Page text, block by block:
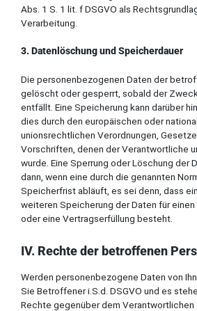
Abs. 1 S. 1 lit. f DSGVO als
Verarbeitung.
3. Datenlöschung und Speicherdauer
Die personenbezogenen Daten der
gelöscht oder gesperrt, sobald der
entfällt. Eine Speicherung kann darüber
dies durch den europäischen oder
unionsrechtlichen Verordnungen,
Vorschriften, denen der Verantwortliche
wurde. Eine Sperrung oder Löschung der
dann, wenn eine durch die genannten
Speicherfrist abläuft, es sei denn, dass
weiteren Speicherung der Daten für
oder eine Vertragserfüllung besteht.
IV. Rechte der betroffenen
Werden personenbezogene Daten von
Sie Betroffener i.S.d. DSGVO und es
Rechte gegenüber dem Verantwortlichen